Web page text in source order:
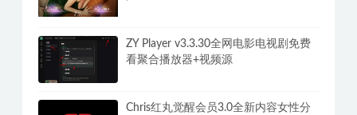
ZY Player v3.3.30全网电影电视剧免费
看聚合播放器+视频源
Chris红丸觉醒会员3.0全新内容女性分